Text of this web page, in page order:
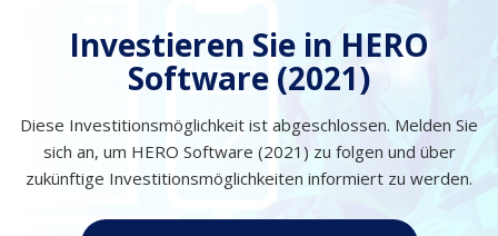
Investieren Sie in HERO
Software (2021)
Diese Investitionsmöglichkeit ist abgeschlossen. Melden Sie
sich an, um HERO Software (2021) zu folgen und über
zukünftige Investitionsmöglichkeiten informiert zu werden.